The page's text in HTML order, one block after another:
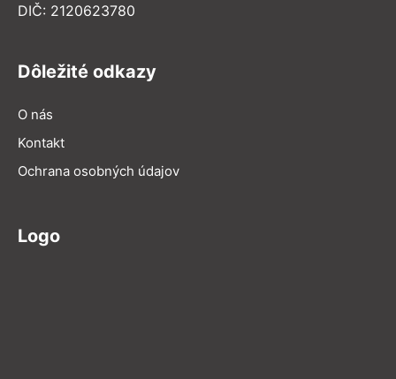
DIČ: 2120623780
Dôležité odkazy
O nás
Kontakt
Ochrana osobných údajov
Logo